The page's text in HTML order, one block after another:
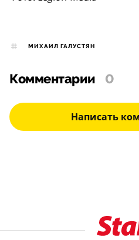
МИХАИЛ ГАЛУСТЯН
Комментарии 0
Написать